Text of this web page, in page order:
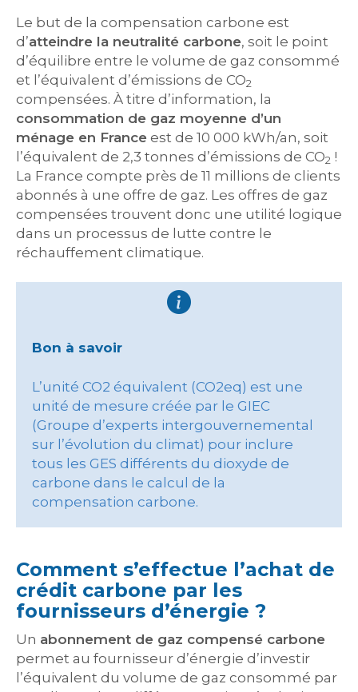
Le but de la compensation carbone est
d’atteindre la neutralité carbone, soit le point
d’équilibre entre le volume de gaz consommé
et l’équivalent d’émissions de CO2
compensées. À titre d’information, la
consommation de gaz moyenne d’un
ménage en France est de 10 000 kWh/an, soit
l’équivalent de 2,3 tonnes d’émissions de CO2 !
La France compte près de 11 millions de clients
abonnés à une offre de gaz. Les offres de gaz
compensées trouvent donc une utilité logique
dans un processus de lutte contre le
réchauffement climatique.
Bon à savoir
L’unité CO2 équivalent (CO2eq) est une
unité de mesure créée par le GIEC
(Groupe d’experts intergouvernemental
sur l’évolution du climat) pour inclure
tous les GES différents du dioxyde de
carbone dans le calcul de la
compensation carbone.
Comment s’effectue l’achat de
crédit carbone par les
fournisseurs d’énergie ?
Un abonnement de gaz compensé carbone
permet au fournisseur d’énergie d’investir
l’équivalent du volume de gaz consommé par